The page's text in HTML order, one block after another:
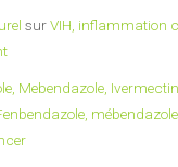
surVIH, inflammation
Mebendazole,